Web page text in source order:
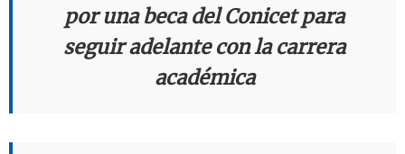
por una beca del Conicet para
seguir adelante con la carrera
académica